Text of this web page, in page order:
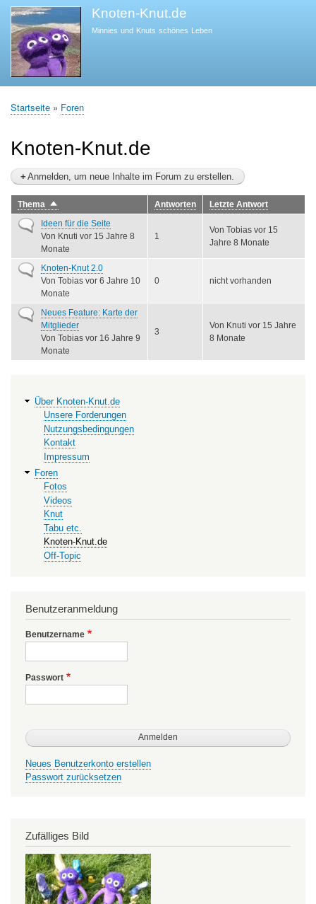
Direkt
Knoten-Knut.de
Minnies und Knuts schönes Leben
Startseite Foren
Knoten-Knut.de
Anmelden, um neue Inhalte im Forum zu erstellen.
Thema Absteigend
sortieren
Antworten
Letzte Antwort
Normales
Thema
Ideen für die Seite
Von Knuti vor 15 Jahre 8
Monate
1
Von Tobias vor 15
Jahre 8 Monate
Normales
Thema
Knoten-Knut 2.0
Von Tobias vor 6 Jahre 10
Monate
0 nicht vorhanden
Normales
Thema
Neues Feature: Karte der
Mitglieder
Von Tobias vor 16 Jahre 9
Monate
3
Von Knuti vor 15 Jahre
8 Monate
Über Knoten-Knut.de
Unsere Forderungen
Nutzungsbedingungen
Kontakt
Impressum
Foren
Fotos
Videos
Knut
Tabu etc.
Knoten-Knut.de
Off-Topic
Benutzeranmeldung
Benutzername
Passwort
Neues Benutzerkonto erstellen
Passwort zurücksetzen
Zufälliges Bild